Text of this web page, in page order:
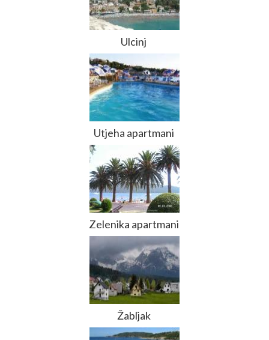
Ulcinj
Utjeha apartmani
Zelenika apartmani
Žabljak